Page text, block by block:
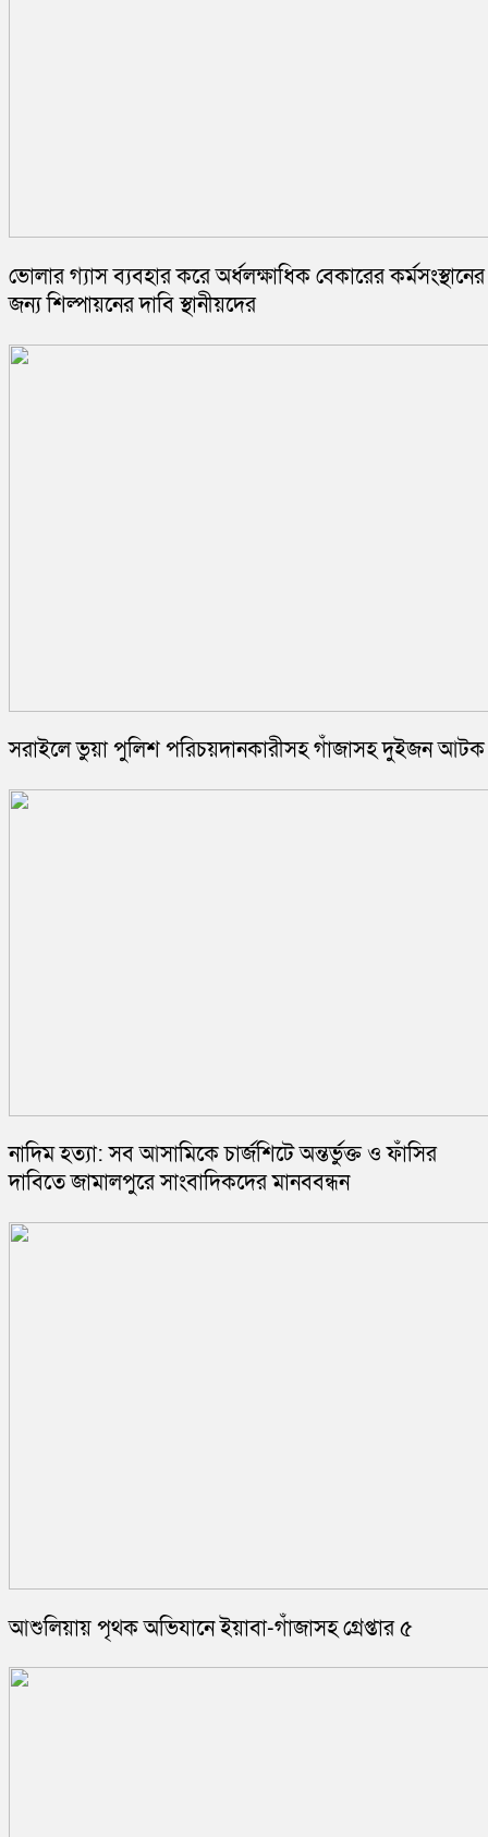
ভোলার গ্যাস ব্যবহার করে অর্ধলক্ষাধিক বেকারের কর্মসংস্থানের
জন্য শিল্পায়নের দাবি স্থানীয়দের
সরাইলে ভুয়া পুলিশ পরিচয়দানকারীসহ গাঁজাসহ দুইজন আটক
নাদিম হত্যা: সব আসামিকে চার্জশিটে অন্তর্ভুক্ত ও ফাঁসির
দাবিতে জামালপুরে সাংবাদিকদের মানববন্ধন
আশুলিয়ায় পৃথক অভিযানে ইয়াবা-গাঁজাসহ গ্রেপ্তার ৫